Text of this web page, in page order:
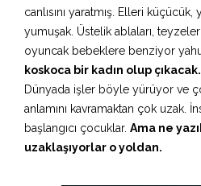
canlısını yaratmış. Elleri
yumuşak. Üstelik ablaları,
oyuncak bebeklere benziyor
koskoca bir kadın olup
Dünyada işler böyle yürüyor ve
anlamını kavramaktan çok uzak.
başlangıcı çocuklar. Ama ne
uzaklaşıyorlar o yoldan.